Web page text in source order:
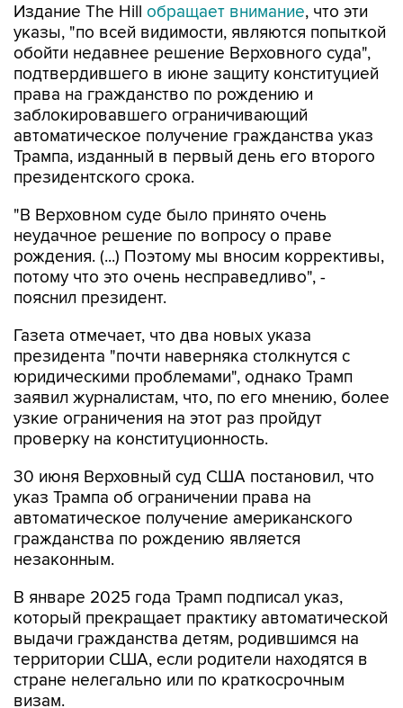
Издание The Hill обращает внимание, что эти
указы, "по всей видимости, являются попыткой
обойти недавнее решение Верховного суда",
подтвердившего в июне защиту конституцией
права на гражданство по рождению и
заблокировавшего ограничивающий
автоматическое получение гражданства указ
Трампа, изданный в первый день его второго
президентского срока.
"В Верховном суде было принято очень
неудачное решение по вопросу о праве
рождения. (...) Поэтому мы вносим коррективы,
потому что это очень несправедливо", -
пояснил президент.
Газета отмечает, что два новых указа
президента "почти наверняка столкнутся с
юридическими проблемами", однако Трамп
заявил журналистам, что, по его мнению, более
узкие ограничения на этот раз пройдут
проверку на конституционность.
30 июня Верховный суд США постановил, что
указ Трампа об ограничении права на
автоматическое получение американского
гражданства по рождению является
незаконным.
В январе 2025 года Трамп подписал указ,
который прекращает практику автоматической
выдачи гражданства детям, родившимся на
территории США, если родители находятся в
стране нелегально или по краткосрочным
визам.